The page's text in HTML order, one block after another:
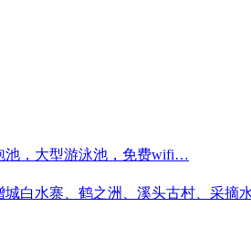
池，大型游泳池，免费wifi…
白水寨、鹤之洲、溪头古村、采摘